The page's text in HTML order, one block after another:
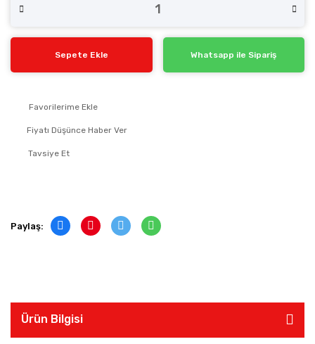
Sepete Ekle Whatsapp ile Sipariş
Fiyatı Düşünce Haber Ver
Tavsiye Et
Paylaş:
Ürün Bilgisi